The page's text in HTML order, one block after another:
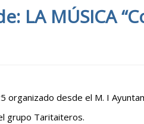
LA MÚSICA
organizado desde el M. I
grupo Taritaiteros.